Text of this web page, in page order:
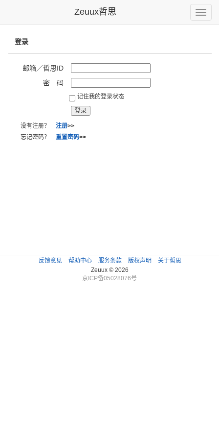
Toggle
Zeuux哲思
登录
邮箱／哲思ID
密 码
记住我的登录状态
没有注册？ 注册>>
忘记密码？ 重置密码>>
反馈意见 帮助中心 服务条款 版权声明
关于哲思
Zeuux © 2026
京ICP备05028076号